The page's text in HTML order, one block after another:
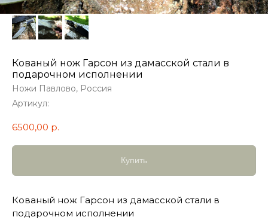
Кованый нож Гарсон из дамасской стали в
подарочном исполнении
Ножи Павлово, Россия
Артикул:
6500,00 р.
Купить
Кованый нож Гарсон из дамасской стали в
подарочном исполнении